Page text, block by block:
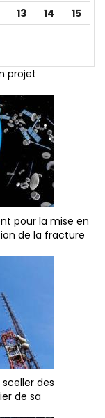
Page
13 Page
14 Page
15
projet
pour la mise en
de la fracture
des
de sa